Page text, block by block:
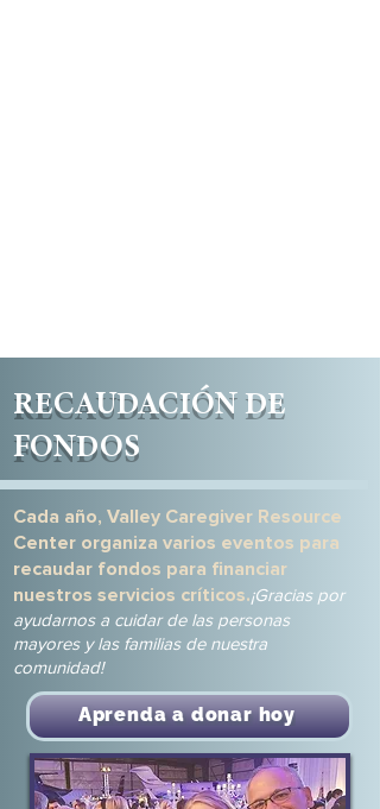
RECAUDACIÓN DE
FONDOS
Cada año, Valley Caregiver Resource
Center organiza varios eventos para
recaudar fondos para financiar
nuestros servicios críticos.¡Gracias por
ayudarnos a cuidar de las personas
mayores y las familias de nuestra
comunidad!
Aprenda a donar hoy